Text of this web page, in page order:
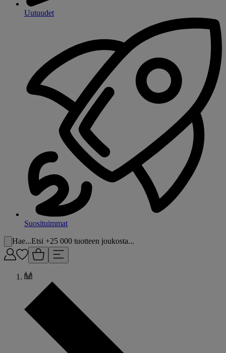
Uutuudet
Suosituimmat
Hae...Etsi +25 000 tuotteen joukosta...